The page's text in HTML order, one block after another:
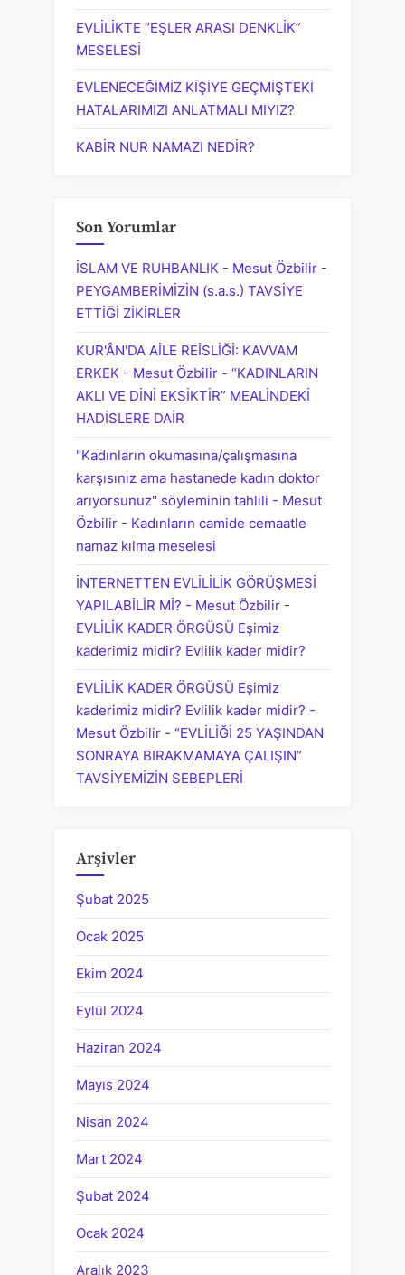
EVLİLİKTE “EŞLER ARASI DENKLİK”
MESELESİ
EVLENECEĞİMİZ KİŞİYE GEÇMİŞTEKİ
HATALARIMIZI ANLATMALI MIYIZ?
KABİR NUR NAMAZI NEDİR?
Son Yorumlar
İSLAM VE RUHBANLIK - Mesut Özbilir -
PEYGAMBERİMİZİN (s.a.s.) TAVSİYE
ETTİĞİ ZİKİRLER
KUR'ÂN'DA AİLE REİSLİĞİ: KAVVAM
ERKEK - Mesut Özbilir - “KADINLARIN
AKLI VE DİNİ EKSİKTİR” MEALİNDEKİ
HADİSLERE DAİR
"Kadınların okumasına/çalışmasına
karşısınız ama hastanede kadın doktor
arıyorsunuz" söyleminin tahlili - Mesut
Özbilir - Kadınların camide cemaatle
namaz kılma meselesi
İNTERNETTEN EVLİLİLİK GÖRÜŞMESİ
YAPILABİLİR Mİ? - Mesut Özbilir -
EVLİLİK KADER ÖRGÜSÜ Eşimiz
kaderimiz midir? Evlilik kader midir?
EVLİLİK KADER ÖRGÜSÜ Eşimiz
kaderimiz midir? Evlilik kader midir? -
Mesut Özbilir - “EVLİLİĞİ 25 YAŞINDAN
SONRAYA BIRAKMAMAYA ÇALIŞIN”
TAVSİYEMİZİN SEBEPLERİ
Arşivler
Şubat 2025
Ocak 2025
Ekim 2024
Eylül 2024
Haziran 2024
Mayıs 2024
Nisan 2024
Mart 2024
Şubat 2024
Ocak 2024
Aralık 2023